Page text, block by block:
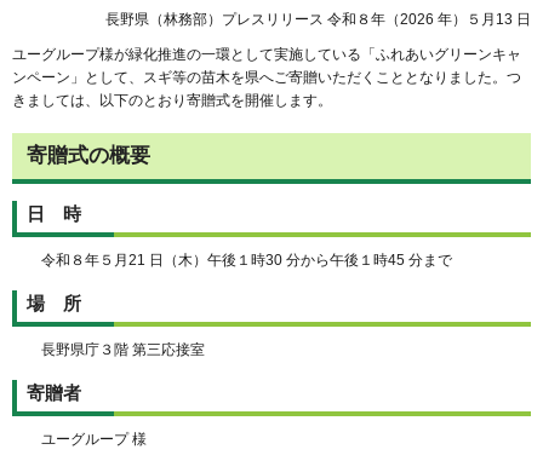
長野県（林務部）プレスリリース 令和８年（2026 年）５月13 日
ユーグループ様が緑化推進の一環として実施している「ふれあいグリーンキャ
ンペーン」として、スギ等の苗木を県へご寄贈いただくこととなりました。つ
きましては、以下のとおり寄贈式を開催します。
寄贈式の概要
日 時
令和８年５月21 日（木）午後１時30 分から午後１時45 分まで
場 所
長野県庁３階 第三応接室
寄贈者
ユーグループ 様